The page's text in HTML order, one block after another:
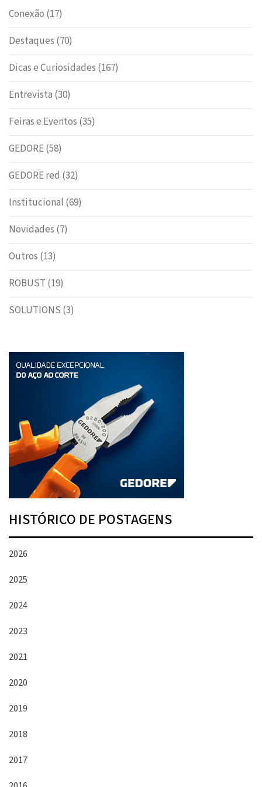
Conexão (17)
Destaques (70)
Dicas e Curiosidades (167)
Entrevista (30)
Feiras e Eventos (35)
GEDORE(58)
GEDORE red (32)
Institucional (69)
Novidades (7)
Outros (13)
ROBUST (19)
SOLUTIONS (3)
HISTÓRICO DE POSTAGENS
2026
2025
2024
2023
2021
2020
2019
2018
2017